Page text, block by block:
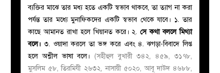
ব্যক্তির মাঝে তার মধ্য হতে একটি স্বভাব থাকবে, তা ত্যাগ না করা
পর্যন্ত তার মধ্যে মুনাফিকদের একটি স্বভাব থেকে যাবে। ১. তার
কাছে আমানত রাখা হলে খিয়ানত করে। ২.সে কথা বললে মিথ্যা
বলে। ৩. ওয়াদা করলে তা ভঙ্গ করে এবং ৪. ঝগড়া-বিবাদে লিপ্ত
হলে অশ্লীল ভাষা বলে। (সহীহুল বুখারী ৩৪২, ৪৫৯, ৩১৭৮,
মুসলিম ৫৮,তিরমিযী ২৬৩২,নাসায়ী ৫০২০,আবূ দাউদ ৪৬৮৮,